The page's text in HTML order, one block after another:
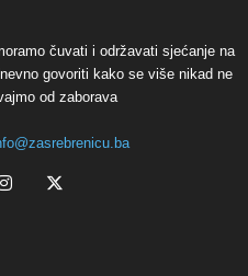
čuvati i održavati sjećanje na
govoriti kako se više nikad ne
od zaborava